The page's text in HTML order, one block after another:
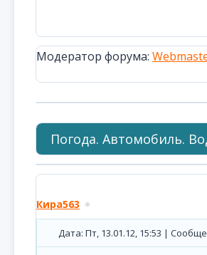
Модератор форума:
Погода. Автомобиль.
Кира563
Дата: Пт, 13.01.12, 15:53 |